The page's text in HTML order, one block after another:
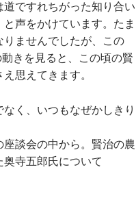
道ですれちがった知り合い
声をかけています。たま
ませんでしたが、この
きを見ると、この頃の賢
思えてきます。
く、いつもなぜかしきり
談会の中から。賢治の農
寺五郎氏について